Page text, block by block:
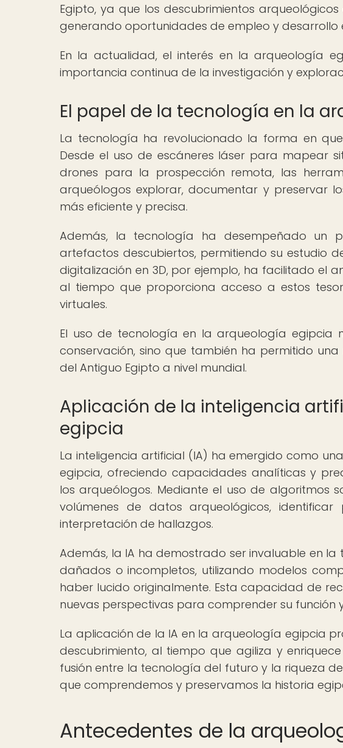
Egipto, ya que los descubrimientos
generando oportunidades de empleo y desarrollo
En la actualidad, el interés en la arqueología
importancia continua de la investigación y
El papel de la tecnología en la
La tecnología ha revolucionado la forma en
Desde el uso de escáneres láser para mapear
drones para la prospección remota, las
arqueólogos explorar, documentar y preservar
más eficiente y precisa.
Además, la tecnología ha desempeñado un
artefactos descubiertos, permitiendo su estudio
digitalización en 3D, por ejemplo, ha facilitado el
al tiempo que proporciona acceso a estos
virtuales.
El uso de tecnología en la arqueología egipcia
conservación, sino que también ha permitido
del Antiguo Egipto a nivel mundial.
Aplicación de la inteligencia
egipcia
La inteligencia artificial (IA) ha emergido como
egipcia, ofreciendo capacidades analíticas y
los arqueólogos. Mediante el uso de algoritmos
volúmenes de datos arqueológicos,
interpretación de hallazgos.
Además, la IA ha demostrado ser invaluable en
dañados o incompletos, utilizando modelos
haber lucido originalmente. Esta capacidad de
nuevas perspectivas para comprender su función
La aplicación de la IA en la arqueología egipcia
descubrimiento, al tiempo que agiliza y
fusión entre la tecnología del futuro y la riqueza
que comprendemos y preservamos la historia
Antecedentes de la